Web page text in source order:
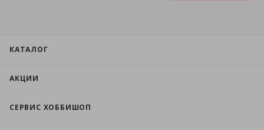
КАТАЛОГ
АКЦИИ
СЕРВИС ХОББИШОП